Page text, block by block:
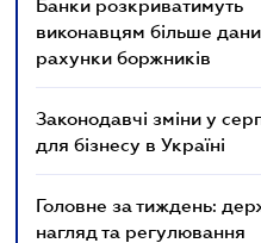
Банки розкриватимуть
виконавцям більше
рахунки боржників
Законодавчі зміни у
для бізнесу в Україні
Головне за тиждень:
нагляд та регулювання